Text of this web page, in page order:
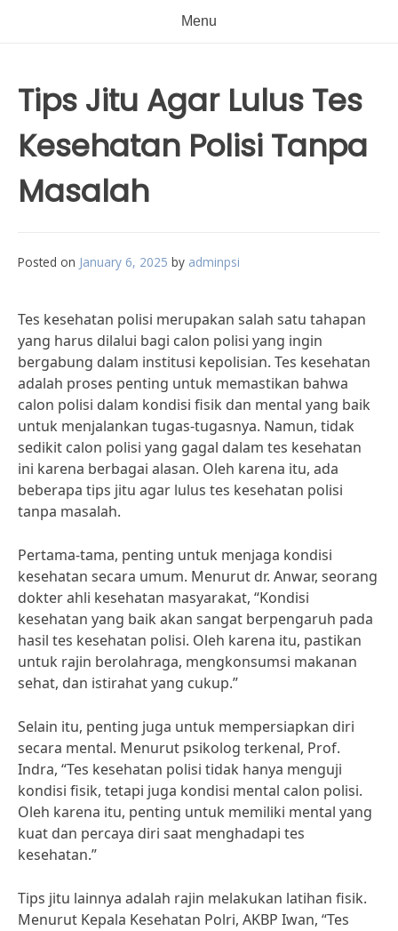
Menu
Tips Jitu Agar Lulus Tes
Kesehatan Polisi Tanpa
Masalah
Posted on January 6, 2025 by adminpsi
Tes kesehatan polisi merupakan salah satu tahapan
yang harus dilalui bagi calon polisi yang ingin
bergabung dalam institusi kepolisian. Tes kesehatan
adalah proses penting untuk memastikan bahwa
calon polisi dalam kondisi fisik dan mental yang baik
untuk menjalankan tugas-tugasnya. Namun, tidak
sedikit calon polisi yang gagal dalam tes kesehatan
ini karena berbagai alasan. Oleh karena itu, ada
beberapa tips jitu agar lulus tes kesehatan polisi
tanpa masalah.
Pertama-tama, penting untuk menjaga kondisi
kesehatan secara umum. Menurut dr. Anwar, seorang
dokter ahli kesehatan masyarakat, “Kondisi
kesehatan yang baik akan sangat berpengaruh pada
hasil tes kesehatan polisi. Oleh karena itu, pastikan
untuk rajin berolahraga, mengkonsumsi makanan
sehat, dan istirahat yang cukup.”
Selain itu, penting juga untuk mempersiapkan diri
secara mental. Menurut psikolog terkenal, Prof.
Indra, “Tes kesehatan polisi tidak hanya menguji
kondisi fisik, tetapi juga kondisi mental calon polisi.
Oleh karena itu, penting untuk memiliki mental yang
kuat dan percaya diri saat menghadapi tes
kesehatan.”
Tips jitu lainnya adalah rajin melakukan latihan fisik.
Menurut Kepala Kesehatan Polri, AKBP Iwan, “Tes